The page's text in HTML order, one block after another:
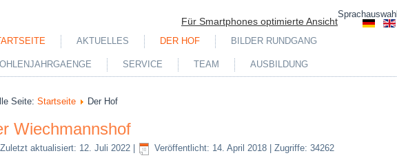
Sprachauswahl
AKTUELLES DER HOF BILDER RUNDGANG
SERVICE TEAM AUSBILDUNG
Für Smartphones optimierte Ansicht
Seite: Startseite Der Hof
Wiechmannshof
Zuletzt aktualisiert: 12. Juli 2022 Veröffentlicht: 14. April 2018 Zugriffe: 34262